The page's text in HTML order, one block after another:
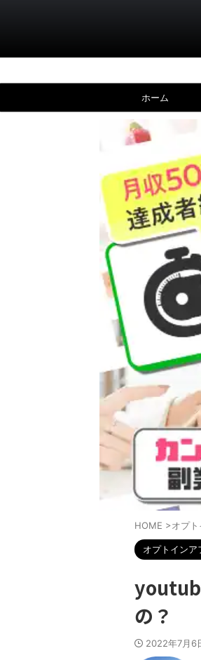
ホーム
HOME >オプ
オプトインア
の？
2022年7月6